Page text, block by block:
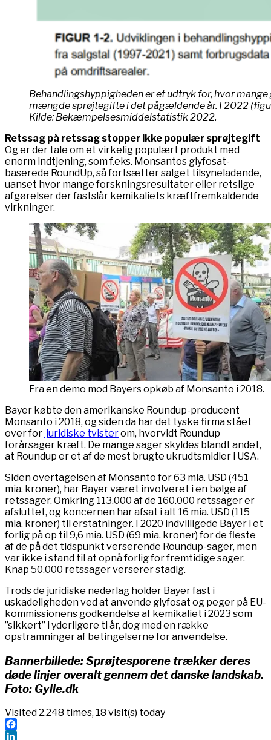
Behandlingshyppigheden er et udtryk for, hvor
mængde sprøjtegifte i det pågældende år. I 2022
Kilde: Bekæmpelsesmiddelstatistik 2022.
Retssag på retssag stopper ikke populær sprøjtegift
Og er der tale om et virkelig populært produkt med
enorm indtjening, som f.eks. Monsantos glyfosat-
baserede RoundUp, så fortsætter salget tilsyneladende,
uanset hvor mange forskningsresultater eller retslige
afgørelser der fastslår kemikaliets kræftfremkaldende
virkninger.
Fra en demo mod Bayers opkøb af Monsanto i 2018.
Bayer købte den amerikanske Roundup-producent
Monsanto i 2018, og siden da har det tyske firma stået
over for juridiske tvisterom, hvorvidt Roundup
forårsager kræft. De mange sager skyldes blandt andet,
at Roundup er et af de mest brugte ukrudtsmidler i USA.
Siden overtagelsen af Monsanto for 63 mia. USD (451
mia. kroner), har Bayer været involveret i en bølge af
retssager. Omkring 113.000 af de 160.000 retssager er
afsluttet, og koncernen har afsat i alt 16 mia. USD (115
mia. kroner) til erstatninger. I 2020 indvilligede Bayer i et
forlig på op til 9,6 mia. USD (69 mia. kroner) for de fleste
af de på det tidspunkt verserende Roundup-sager, men
var ikke i stand til at opnå forlig for fremtidige sager.
Knap 50.000 retssager verserer stadig.
Trods de juridiske nederlag holder Bayer fast i
uskadeligheden ved at anvende glyfosat og peger på EU-
kommissionens godkendelse af kemikaliet i 2023 som
”sikkert” i yderligere ti år, dog med en række
opstramninger af betingelserne for anvendelse.
Bannerbillede: Sprøjtesporene trækker deres
døde linjer overalt gennem det danske landskab.
Foto: Gylle.dk
Visited 2.248 times, 18 visit(s) today
Facebook